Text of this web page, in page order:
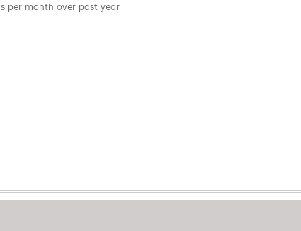
per month over past year